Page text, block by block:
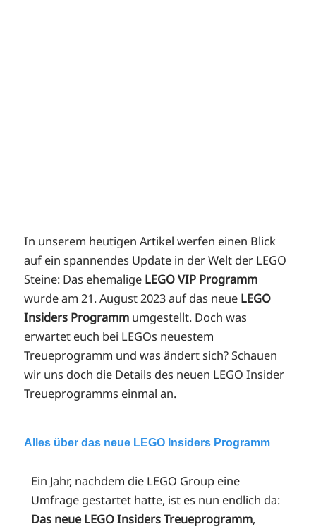
In unserem heutigen Artikel werfen einen Blick
auf ein spannendes Update in der Welt der LEGO
Steine: Das ehemalige LEGO VIP Programm
wurde am 21. August 2023 auf das neue LEGO
Insiders Programmumgestellt. Doch was
erwartet euch bei LEGOs neuestem
Treueprogramm und was ändert sich?Schauen
wir uns doch die Details des neuen LEGO Insider
Treueprogramms einmal an.
Alles über das neue LEGO Insiders Programm
Ein Jahr, nachdem die LEGO Group eine
Umfrage gestartet hatte, ist es nun endlich da:
Das neue LEGO Insiders Treueprogramm,